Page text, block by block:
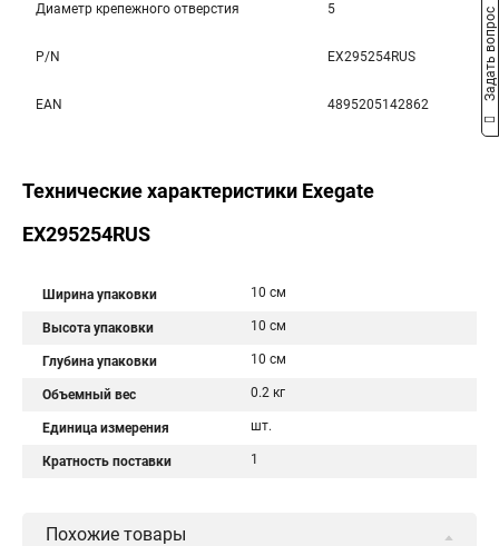
Диаметр крепежного отверстия 5
P/N EX295254RUS
EAN 4895205142862
Технические характеристики Exegate
EX295254RUS
Ширина упаковки 10 см
Высота упаковки 10 см
Глубина упаковки 10 см
Объемный вес 0.2 кг
Единица измерения шт.
Кратность поставки 1
Похожие товары
Задать вопрос